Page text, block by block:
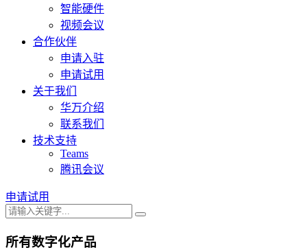
智能硬件
视频会议
合作伙伴
申请入驻
申请试用
关于我们
华万介绍
联系我们
技术支持
Teams
腾讯会议
申请试用
所有数字化产品